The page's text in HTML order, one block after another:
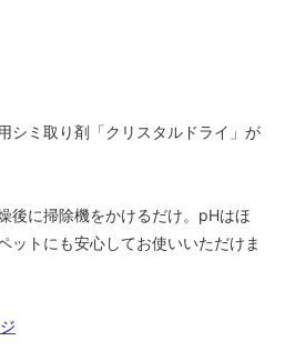
シミ取り剤「クリスタルドライ」が
後に掃除機をかけるだけ。pHはほ
ットにも安心してお使いいただけま